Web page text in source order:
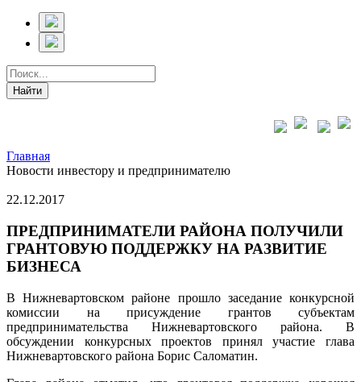
Главная
Новости инвестору и предпринимателю
22.12.2017
ПРЕДПРИНИМАТЕЛИ РАЙОНА ПОЛУЧИЛИ
ГРАНТОВУЮ ПОДДЕРЖКУ НА РАЗВИТИЕ
БИЗНЕСА
В Нижневартовском районе прошло заседание конкурсной
комиссии на присуждение грантов субъектам
предпринимательства Нижневартовского района. В
обсуждении конкурсных проектов принял участие глава
Нижневартовского района Борис Саломатин.